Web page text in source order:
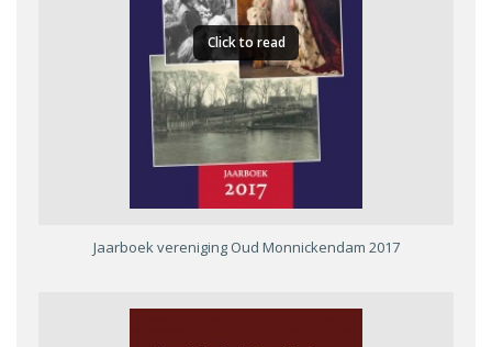
Click to read
Jaarboek vereniging Oud Monnickendam 2017